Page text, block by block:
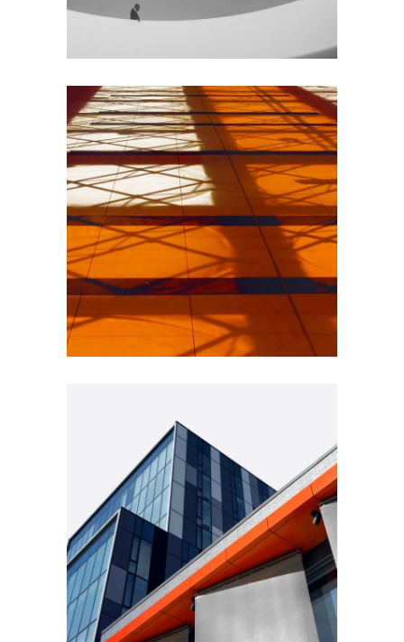
INDUSTRIAL
Beauty Of Corten
GREEN DESIGN
Montfoort Building